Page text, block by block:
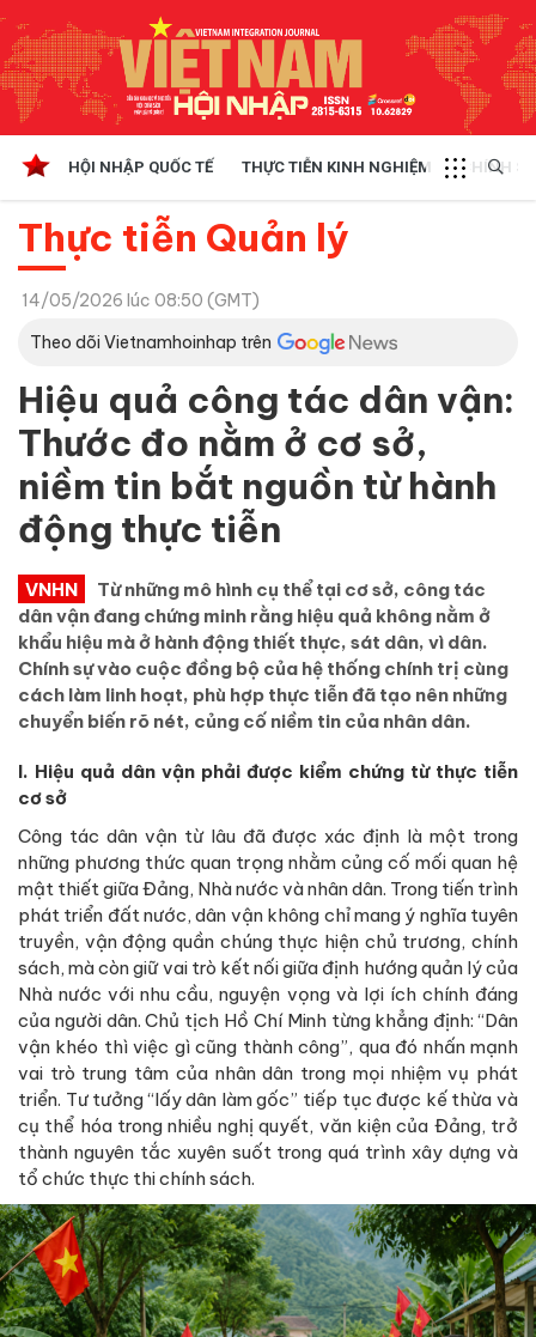
HỘI NHẬP QUỐC TẾ THỰC TIỄN KINH NGHIỆM CHÍNH
Thực tiễn Quản lý
14/05/2026 lúc 08:50 (GMT)
Theo dõi Vietnamhoinhap trên
Hiệu quả công tác dân vận:
Thước đo nằm ở cơ sở,
niềm tin bắt nguồn từ hành
động thực tiễn
VNHN
Từ những mô hình cụ thể tại cơ sở, công tác
dân vận đang chứng minh rằng hiệu quả không nằm ở
khẩu hiệu mà ở hành động thiết thực, sát dân, vì dân.
Chính sự vào cuộc đồng bộ của hệ thống chính trị cùng
cách làm linh hoạt, phù hợp thực tiễn đã tạo nên những
chuyển biến rõ nét, củng cố niềm tin của nhân dân.
I. Hiệu quả dân vận phải được kiểm chứng từ thực tiễn
cơ sở
Công tác dân vận từ lâu đã được xác định là một trong
những phương thức quan trọng nhằm củng cố mối quan hệ
mật thiết giữa Đảng, Nhà nước và nhân dân. Trong tiến trình
phát triển đất nước, dân vận không chỉ mang ý nghĩa tuyên
truyền, vận động quần chúng thực hiện chủ trương, chính
sách, mà còn giữ vai trò kết nối giữa định hướng quản lý của
Nhà nước với nhu cầu, nguyện vọng và lợi ích chính đáng
của người dân. Chủ tịch Hồ Chí Minh từng khẳng định: “Dân
vận khéo thì việc gì cũng thành công”, qua đó nhấn mạnh
vai trò trung tâm của nhân dân trong mọi nhiệm vụ phát
triển. Tư tưởng “lấy dân làm gốc” tiếp tục được kế thừa và
cụ thể hóa trong nhiều nghị quyết, văn kiện của Đảng, trở
thành nguyên tắc xuyên suốt trong quá trình xây dựng và
tổ chức thực thi chính sách.